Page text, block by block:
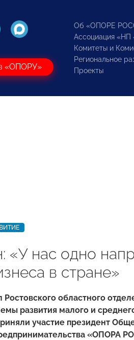
«ОПОРУ»
Об «ОПОРЕ
Ассоциация
Комитеты и
Региональное
Проекты
«У нас одно
в стране»
Ростовского областного
развития малого и
участие президент
«ОПОРА